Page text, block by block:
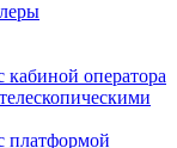
оператора
платформой